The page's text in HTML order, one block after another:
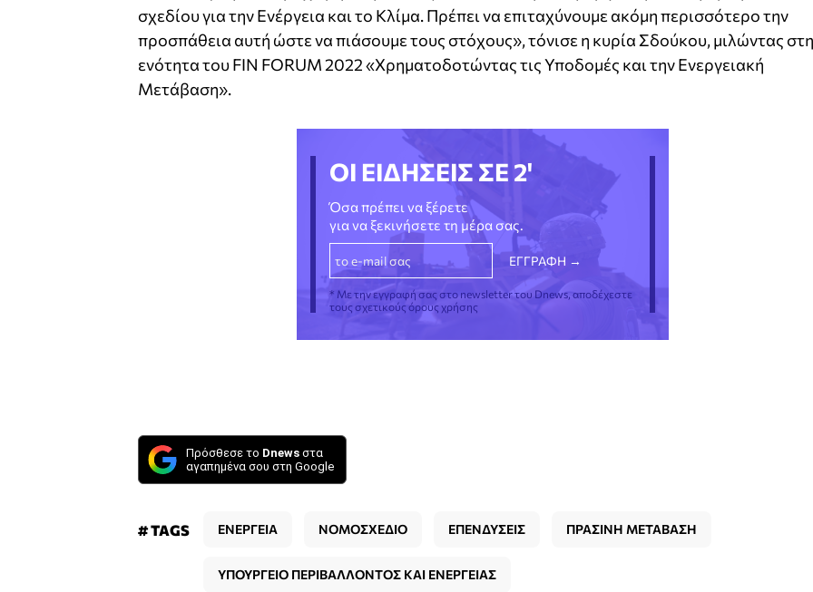
σχεδίου για την Ενέργεια και το Κλίμα. Πρέπει να επιταχύνουμε ακόμη περισσότερο την
προσπάθεια αυτή ώστε να πιάσουμε τους στόχους», τόνισε η κυρία Σδούκου, μιλώντας
ενότητα του FIN FORUM 2022 «Χρηματοδοτώντας τις Υποδομές και την Ενεργειακή
Μετάβαση».
ΟΙ ΕΙΔΗΣΕΙΣ ΣΕ 2'
Όσα πρέπει να ξέρετε
για να ξεκινήσετε τη μέρα σας.
* Με την εγγραφή σας στο newsletter του Dnews, αποδέχεστε
τους σχετικούς όρους χρήσης
Πρόσθεσε το Dnews στα
αγαπημένα σου στη Google
# TAGS ΕΝΕΡΓΕΙΑ ΝΟΜΟΣΧΕΔΙΟ ΕΠΕΝΔΥΣΕΙΣ ΠΡΑΣΙΝΗ ΜΕΤΑΒΑΣΗ
ΥΠΟΥΡΓΕΙΟ ΠΕΡΙΒΑΛΛΟΝΤΟΣ ΚΑΙ ΕΝΕΡΓΕΙΑΣ